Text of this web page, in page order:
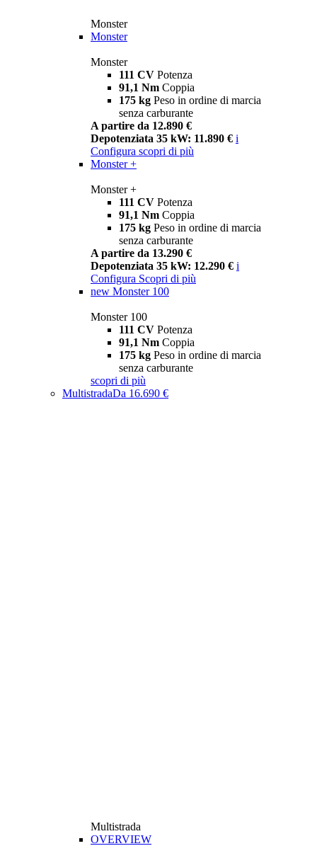
Monster
Monster
Monster
111 CV Potenza
91,1 Nm Coppia
175 kg Peso in ordine di marcia
senza carburante
A partire da 12.890 €
Depotenziata 35 kW: 11.890 € i
Configura scopri di più
Monster +
Monster +
111 CV Potenza
91,1 Nm Coppia
175 kg Peso in ordine di marcia
senza carburante
A partire da 13.290 €
Depotenziata 35 kW: 12.290 € i
Configura Scopri di più
new Monster 100
Monster 100
111 CV Potenza
91,1 Nm Coppia
175 kg Peso in ordine di marcia
senza carburante
scopri di più
MultistradaDa 16.690 €
Multistrada
OVERVIEW